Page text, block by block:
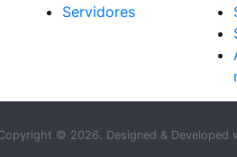
Servidores
© 2026. Designed & Developed